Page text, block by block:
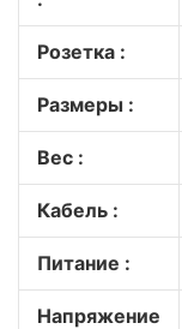
Розетка :
Размеры :
Вес :
Кабель :
Питание :
Напряжение